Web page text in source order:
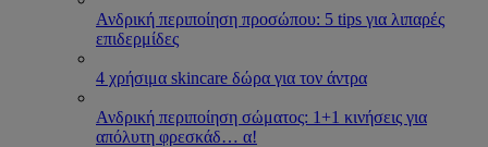
Ανδρική περιποίηση προσώπου: 5 tips για λιπαρές
επιδερμίδες
4 χρήσιμα skincare δώρα για τον άντρα
Ανδρική περιποίηση σώματος: 1+1 κινήσεις για
απόλυτη φρεσκάδ… α!